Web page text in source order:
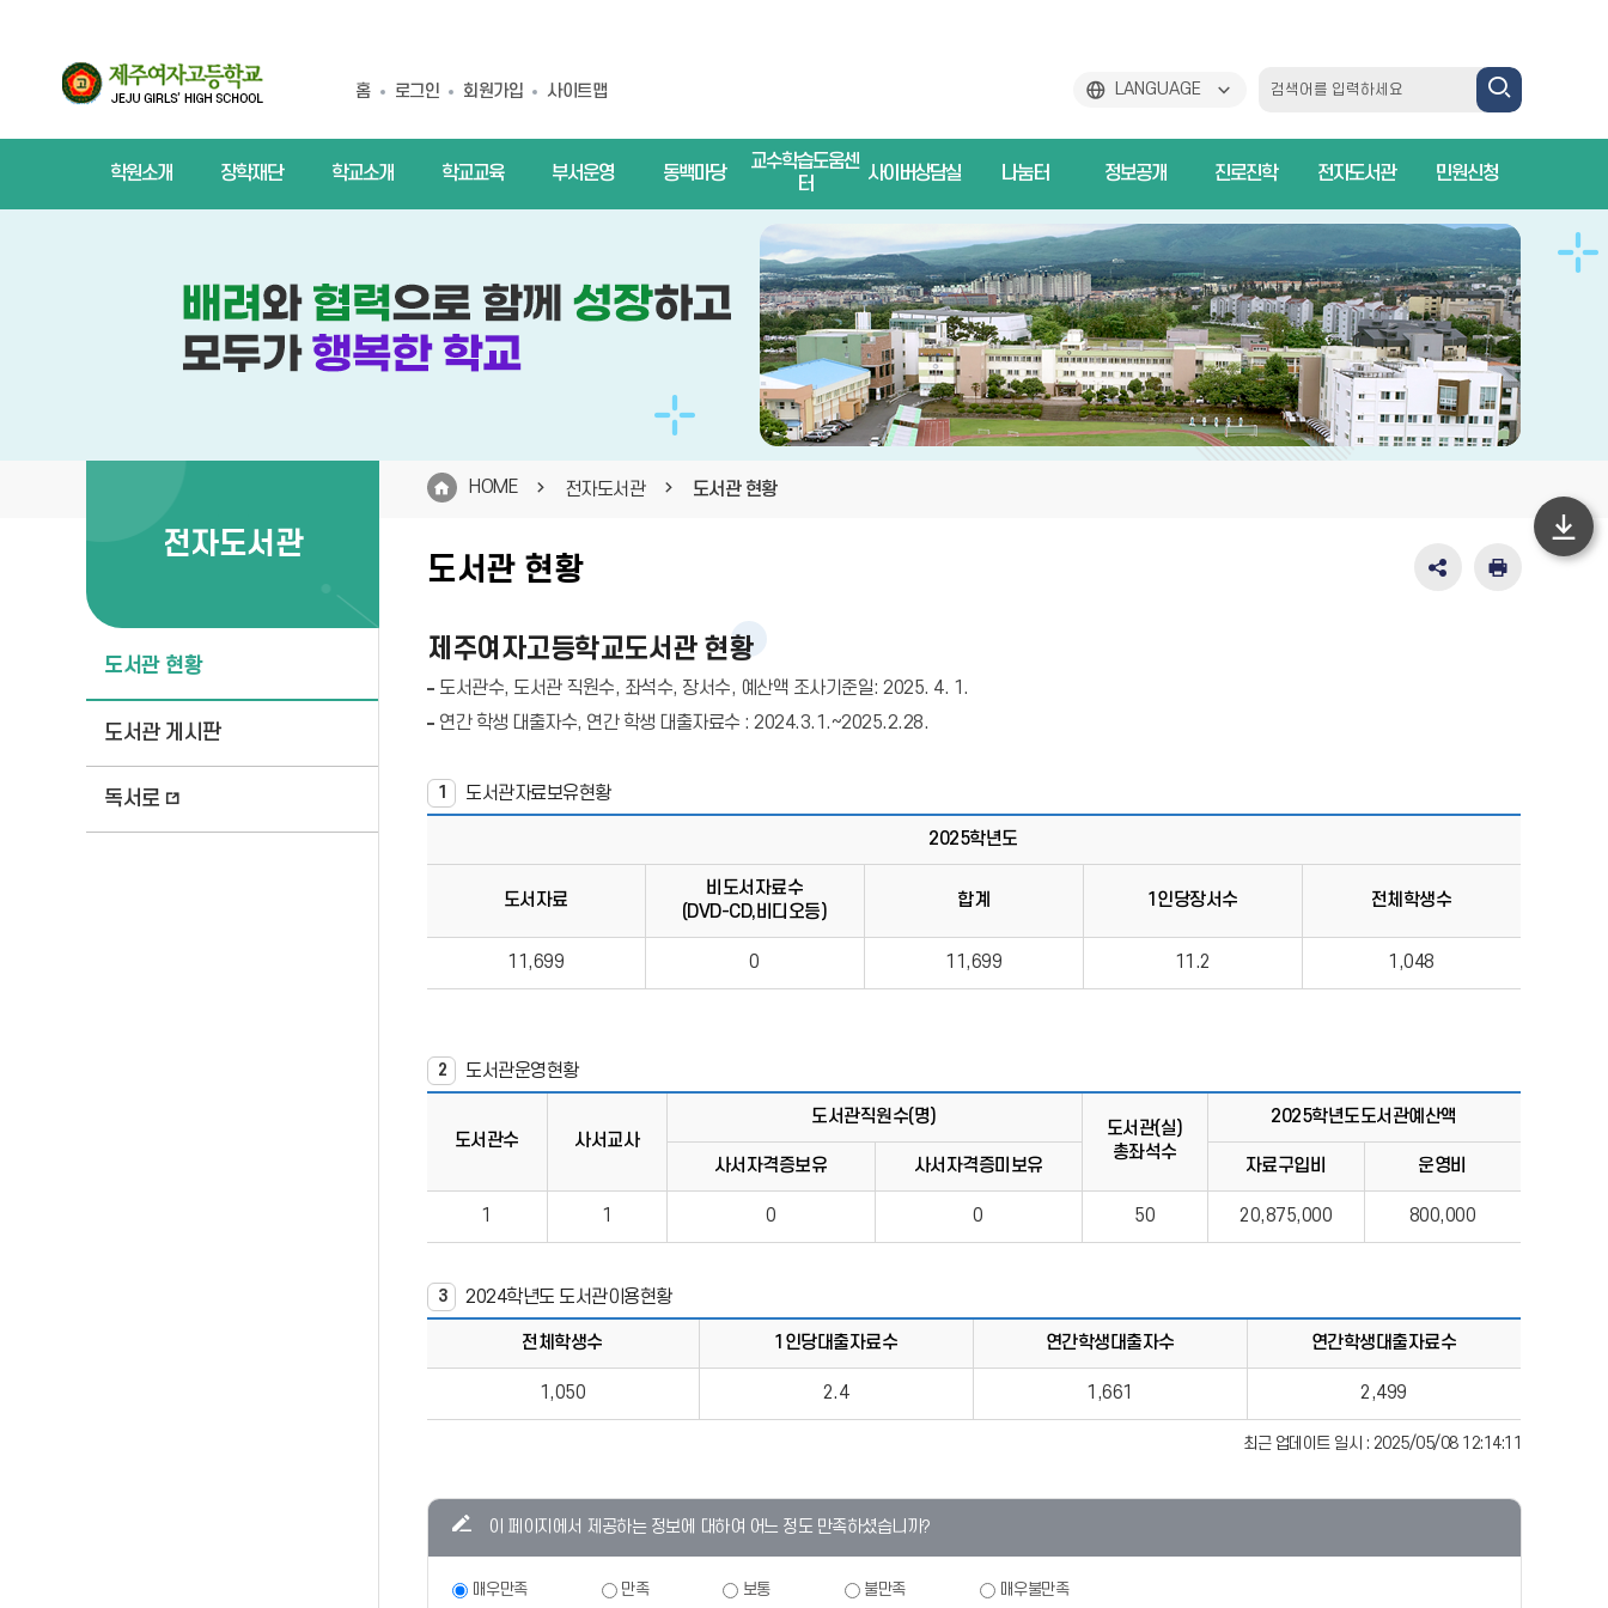
홈 로그인 회원가입 사이트맵 LANGUAGE
검
색
기
학원소개 장학재단 학교소개 학교교육 부서운영 동백마당
교수학습도움센
터
사이버상담실 나눔터 정보공개 진로진학 전자도서관 민원신청
전자도서관
도서관 현황
도서관 게시판
독서로
HOME 전자도서관 도서관 현황
도서관 현황
SNS
인
제주여자고등학교도서관 현황
도서관수, 도서관 직원수, 좌석수, 장서수, 예산액 조사기준일: 2025. 4. 1.
연간 학생 대출자수, 연간 학생 대출자료수 : 2024.3.1.~2025.2.28.
1 도서관자료보유현황
2025학년도
도서자료
비도서자료수
(DVD-CD,비디오등)
합계 1인당장서수 전체학생수
11,699 0 11,699 11.2 1,048
2 도서관운영현황
도서관수 사서교사
도서관직원수(명)
도서관(실)
총좌석수
2025학년도도서관예산액
사서자격증보유 사서자격증미보유 자료구입비 운영비
1 1 0 0 50 20,875,000 800,000
3 2024학년도 도서관이용현황
전체학생수 1인당대출자료수 연간학생대출자수 연간학생대출자료수
1,050 2.4 1,661 2,499
최근 업데이트 일시 : 2025/05/08 12:14:11
콘텐츠
조사
이 페이지에서 제공하는 정보에 대하여 어느 정도 만족하셨습니까?
만족도매우만족 만족 보통 불만족 매우불만족
하